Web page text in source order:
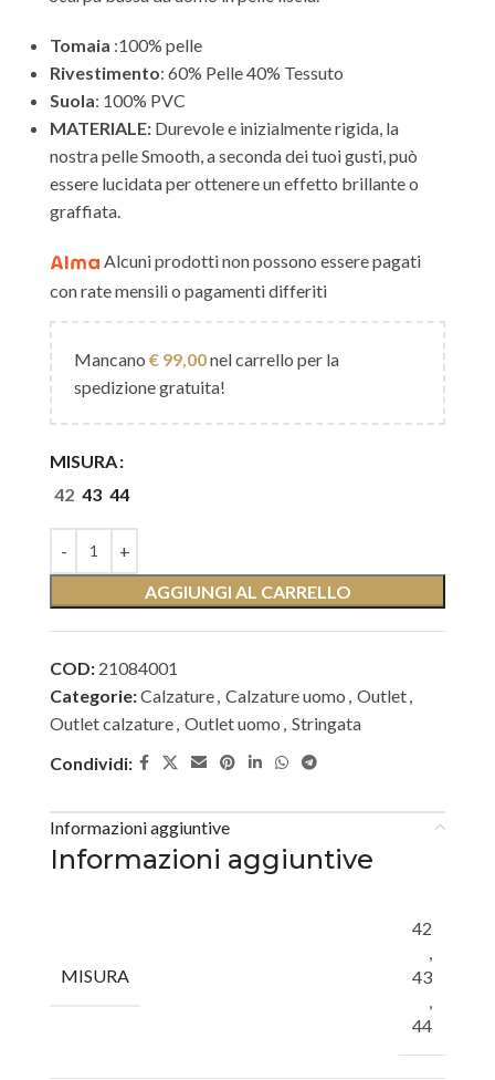
Tomaia :100% pelle
Rivestimento: 60% Pelle 40% Tessuto
Suola: 100% PVC
MATERIALE: Durevole e inizialmente rigida, la
nostra pelle Smooth, a seconda dei tuoi gusti, può
essere lucidata per ottenere un effetto brillante o
graffiata.
Alcuni prodotti non possono essere pagati
con rate mensili o pagamenti differiti
Mancano € 99,00nel carrello per la
spedizione gratuita!
MISURA
42 43 44
AGGIUNGI AL CARRELLO
COD: 21084001
Categorie:Calzature, Calzature uomo , Outlet,
Outlet calzature, Outlet uomo , Stringata
Condividi:
Informazioni aggiuntive
Informazioni aggiuntive
MISURA
42
,
43
,
44